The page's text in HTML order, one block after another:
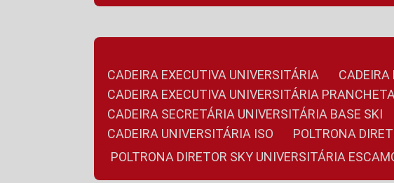
CADEIRA EXECUTIVA UNIVERSITÁRIA
CADEIRA EXECUTIVA UNIVERSITÁRIA
CADEIRA SECRETÁRIA UNIVERSITÁRIA BASE SKI
CADEIRA UNIVERSITÁRIA ISO
POLTRONA
POLTRONA DIRETOR SKY UNIVERSITÁRIA